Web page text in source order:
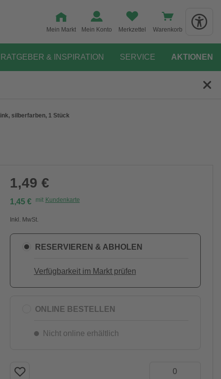
Mein Markt Mein Konto Merkzettel Warenkorb
RATGEBER & INSPIRATION SERVICE AKTIONEN
silberfarben, 1 Stück
1,49 €
1,45 € mit Kundenkarte
Inkl. MwSt.
RESERVIEREN & ABHOLEN
Verfügbarkeit im Markt prüfen
ONLINE BESTELLEN
Nicht online erhältlich